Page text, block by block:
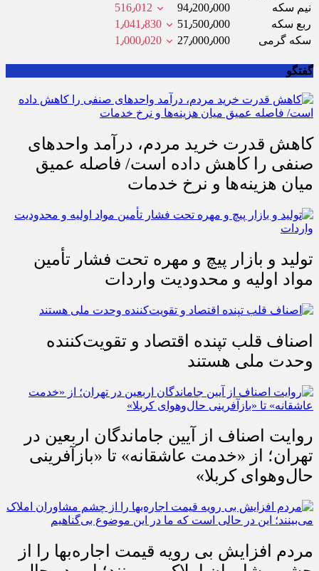
نیم سکه
94٫200٫000
516٫012
ربع سکه
51٫500٫000
1٫041٫830
سکه گرمی
27٫000٫000 1٫000٫020
گفتگو
کاهش قدرت خرید مردم، درآمد واحدهای
صنفی را کاهش داده است/ فاصله عمیق
میان هزینه‌ها و نرخ خدمات
تولید و بازار پیچ و مهره تحت فشار تأمین
مواد اولیه و محدودیت واردات
اصناف قلب تپنده اقتصاد و تقویت‌کننده
وحدت ملی هستند
روایت اصناف از آیین جاماندگان اربعین در
تهران؛ از «خدمت عاشقانه» تا «بازآفرینی
حال‌وهوای کربلا»
مردم افزایش بی رویه قیمت اجاره‌بها را از